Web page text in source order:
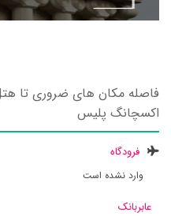
فاصله مکان های ضروری تا
اکسچانگ پلیس
فرودگاه
وارد نشده است
عابربانک